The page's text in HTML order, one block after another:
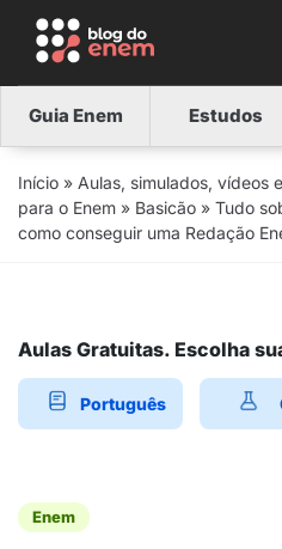
Guia Enem Estudos
Início » Aulas, simulados, vídeos
para o Enem » Basicão » Tudo
como conseguir uma Redação
Aulas Gratuitas. Escolha
Português
Enem